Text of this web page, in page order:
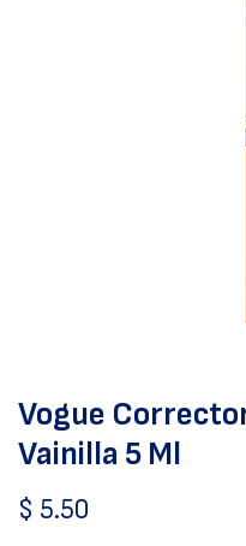
Vogue
Vainilla 5 Ml
$ 5.50